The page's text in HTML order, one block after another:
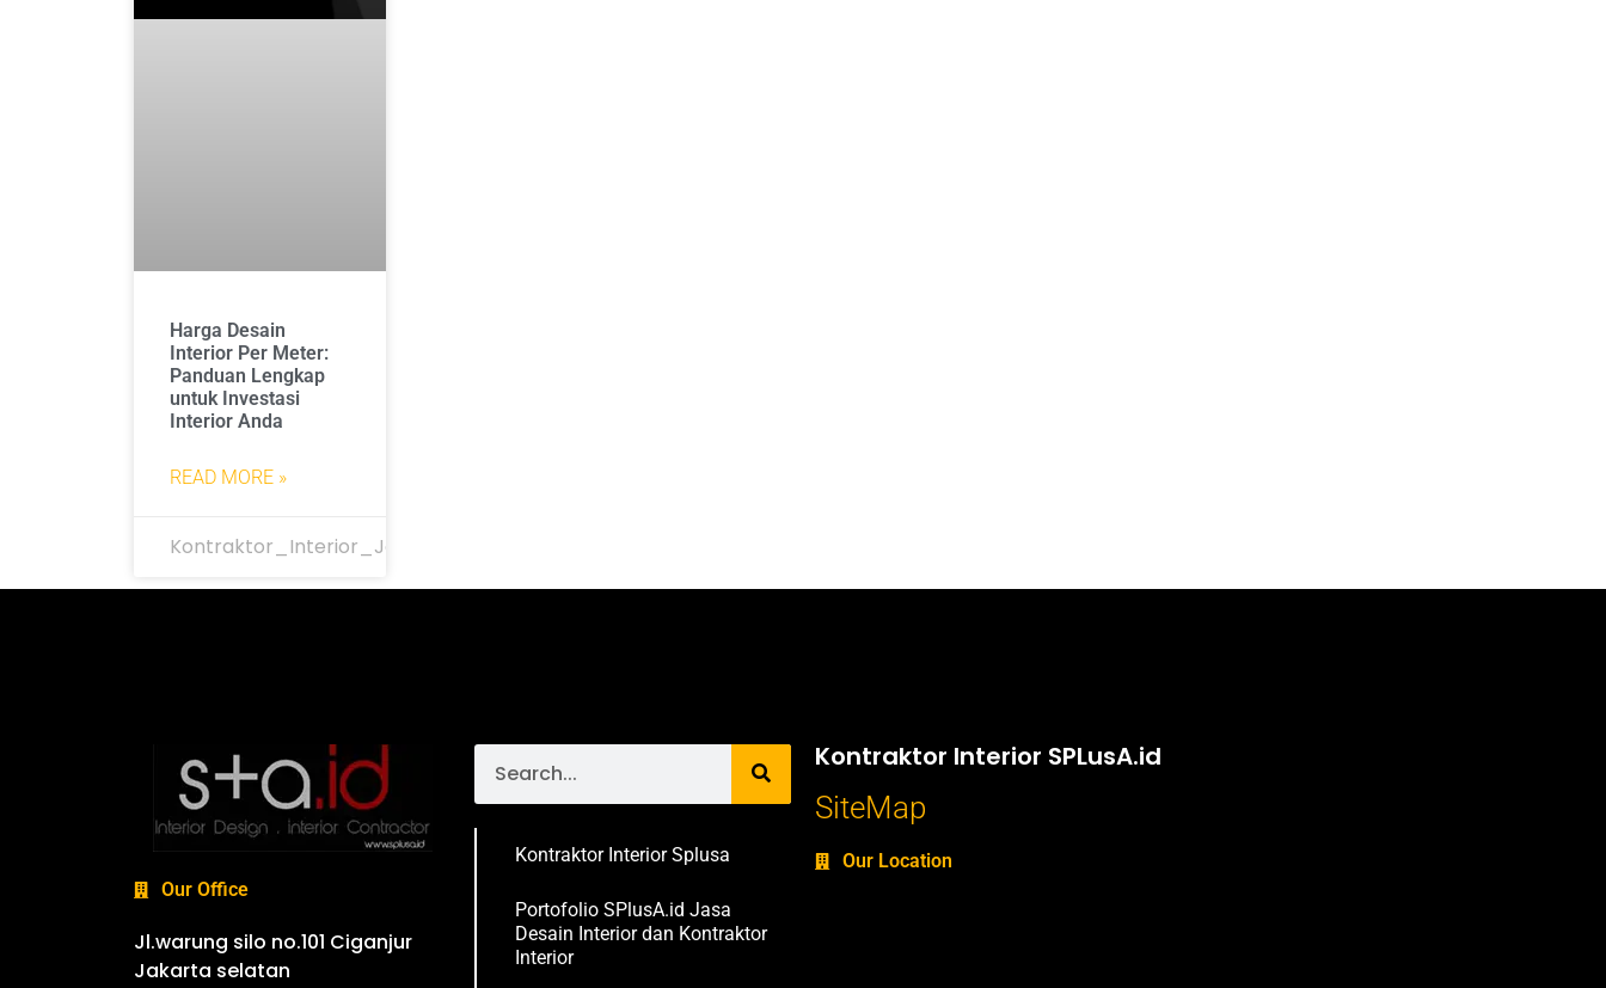
Harga Desain
Interior Per Meter:
Panduan Lengkap
untuk Investasi
Interior Anda
READ MORE »
Kontraktor_Interior_Jakarta
Our Office
Jl.warung silo no.101 Ciganjur
Jakarta selatan
Kontraktor Interior Splusa
Portofolio SPlusA.id Jasa
Desain Interior dan Kontraktor
Interior
Kontraktor Interior SPLusA.id
SiteMap
Our Location